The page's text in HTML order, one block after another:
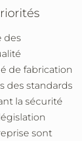
des
de fabrication
des standards
la sécurité
sont